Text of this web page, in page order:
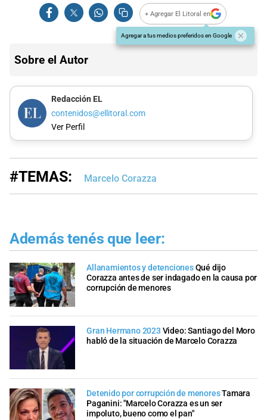
+ Agregar El Litoral en
Agregar a tus medios preferidos en Google
Sobre el Autor
Redacción EL
contenidos@ellitoral.com
Ver Perfil
#TEMAS: Marcelo Corazza
Además tenés que leer:
Allanamientos y detencionesQué dijo
Corazza antes de ser indagado en la causa por
corrupción de menores
Gran Hermano 2023Video: Santiago del Moro
habló de la situación de Marcelo Corazza
Detenido por corrupción de menoresTamara
Paganini: "Marcelo Corazza es un ser
impoluto, bueno como el pan"